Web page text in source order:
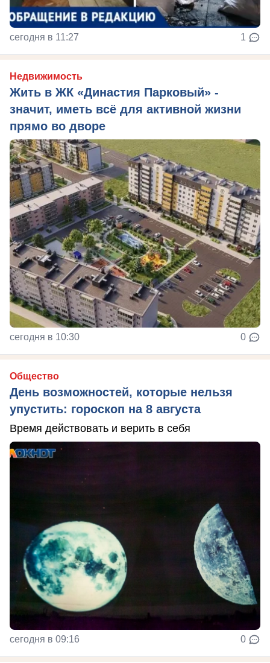
сегодня в 11:27 1
Недвижимость
Жить в ЖК «Династия Парковый» -
значит, иметь всё для активной жизни
прямо во дворе
сегодня в 10:30 0
Общество
День возможностей, которые нельзя
упустить: гороскоп на 8 августа
Время действовать и верить в себя
сегодня в 09:16 0